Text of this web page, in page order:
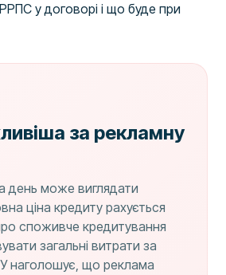
у договорі і що буде при
за рекламну
день може виглядати
ціна кредиту рахується
споживче кредитування
загальні витрати за
наголошує, що реклама